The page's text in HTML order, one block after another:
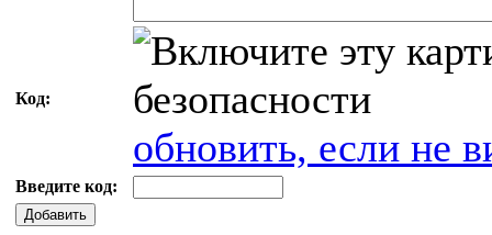
Код:
обновить, если не
Введите код:
Добавить